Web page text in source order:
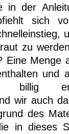
in der
sich
zu
Eine Menge
und
wir auch
des
in dieses